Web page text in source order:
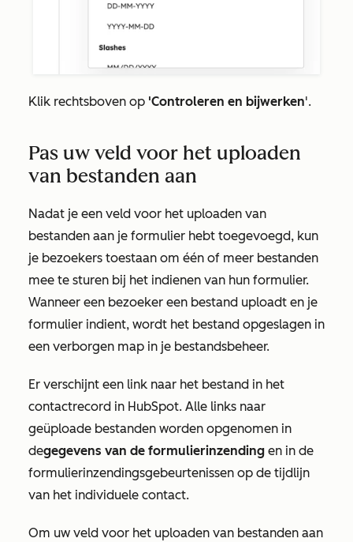
Klik rechtsboven op 'Controleren en bijwerken'.
Pas uw veld voor het uploaden
van bestanden aan
Nadat je een veld voor het uploaden van
bestanden aan je formulier hebt toegevoegd, kun
je bezoekers toestaan om één of meer bestanden
mee te sturen bij het indienen van hun formulier.
Wanneer een bezoeker een bestand uploadt en je
formulier indient, wordt het bestand opgeslagen in
een verborgen map in je bestandsbeheer.
Er verschijnt een link naar het bestand in het
contactrecord in HubSpot. Alle links naar
geüploade bestanden worden opgenomen in
degegevens van de formulierinzending en in de
formulierinzendingsgebeurtenissen op de tijdlijn
van het individuele contact.
Om uw veld voor het uploaden van bestanden aan